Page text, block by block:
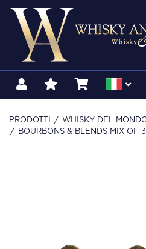
PRODOTTI WHISKY DEL
BOURBONS & BLENDS MIX OF